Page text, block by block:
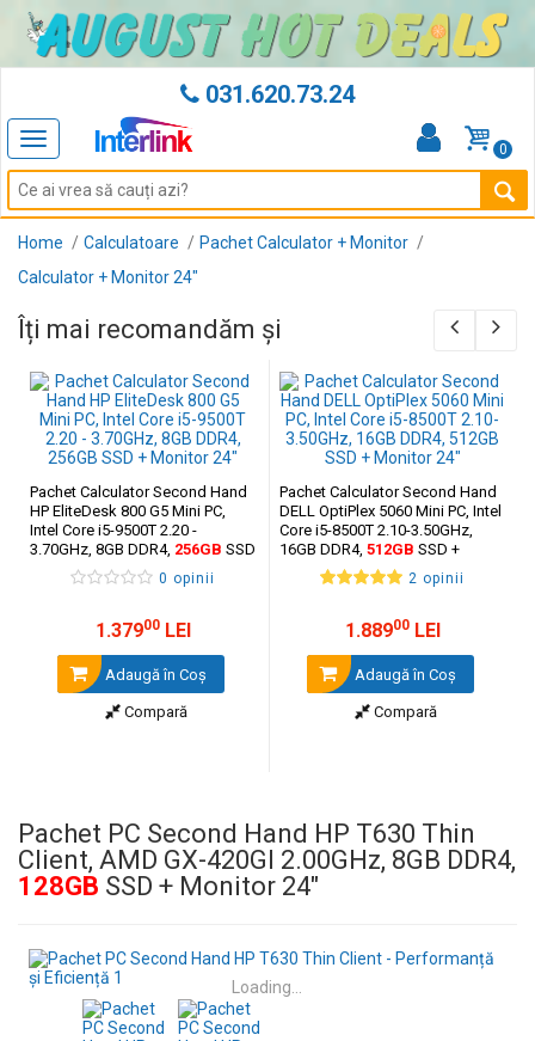
031.620.73.24
Toggle
navigation
0
Home Calculatoare
Pachet Calculator + Monitor
Calculator + Monitor 24"
Îți mai recomandăm și
Pachet Calculator Second Hand
HP EliteDesk 800 G5 Mini PC,
Intel Core i5-9500T 2.20 -
3.70GHz, 8GB DDR4, 256GB SSD
+ Monitor 24"
0 opinii
1.37900LEI
Adaugă în Coş
Compară
Pachet Calculator Second Hand
DELL OptiPlex 5060 Mini PC, Intel
Core i5-8500T 2.10-3.50GHz,
16GB DDR4, 512GB SSD +
Monitor 24"
2 opinii
1.88900LEI
Adaugă în Coş
Compară
Pachet PC Second Hand HP T630 Thin
Client, AMD GX-420GI 2.00GHz, 8GB DDR4,
128GB SSD + Monitor 24"
Loading...